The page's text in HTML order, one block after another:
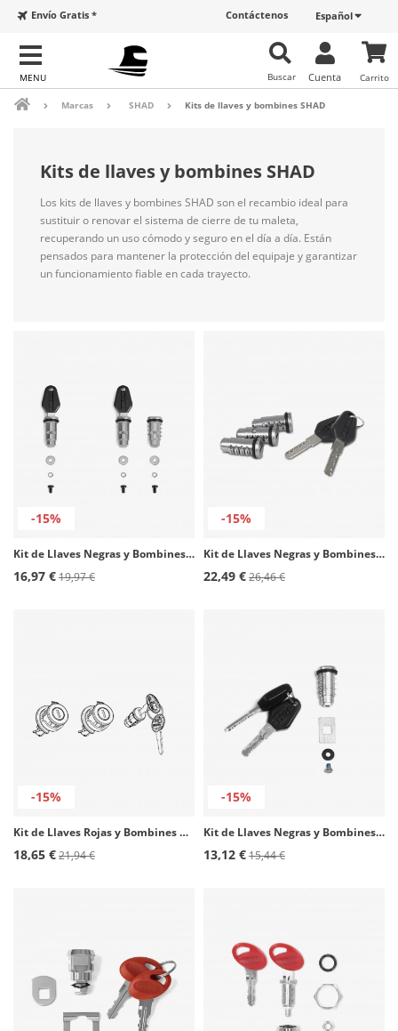
Español
Contáctenos
Envío Gratis *
Carrito
Cuenta
Buscar
Marcas SHAD Kits de llaves y bombines SHAD
Kits de llaves y bombines SHAD
Los kits de llaves y bombines SHAD son el recambio ideal para
sustituir o renovar el sistema de cierre de tu maleta,
recuperando un uso cómodo y seguro en el día a día. Están
pensados para mantener la protección del equipaje y garantizar
un funcionamiento fiable en cada trayecto.
-15%
Kit de Llaves Negras y Bombines para Maletas SHAD 204116R
16,97 €19,97 €
-15%
Kit de Llaves Negras y Bombines para Maletas SHAD D1TRBOR
22,49 €26,46 €
-15%
Kit de Llaves Rojas y Bombines para Maletas SHAD 203134R1
18,65 €21,94 €
-15%
Kit de Llaves Negras y Bombines para Maletas SHAD D1TRBO1R
13,12 €15,44 €